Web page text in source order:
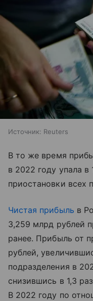
Источник: Reuters
В то же время
в 2022 году упала в
приостановки всех
Чистая прибыль в
3,259 млрд рублей
ранее. Прибыль от
рублей,
подразделения в
снизившись в 1,3
В 2022 году по